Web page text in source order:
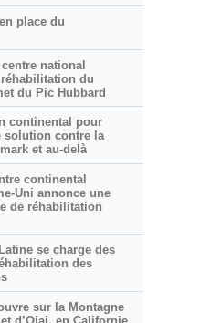
place du
national
du
du Pic Hubbard
continental pour
solution contre la
et au-delà
continental
Uni annonce une
de réhabilitation
se charge des
des
sur la Montagne